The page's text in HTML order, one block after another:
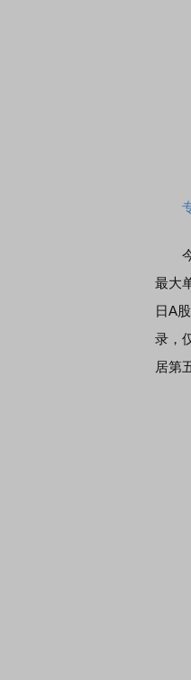
今
最大
日A
录，
居第